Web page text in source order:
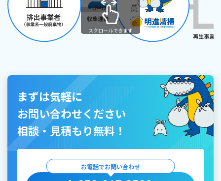
まずは気軽に
お問い合わせください
相談・見積もり無料！
お電話でお問い合わせ